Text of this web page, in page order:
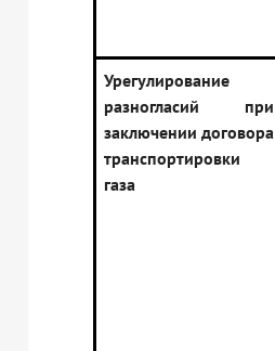
Урегулирование
разногласий при
заключении договора
транспортировки
газа